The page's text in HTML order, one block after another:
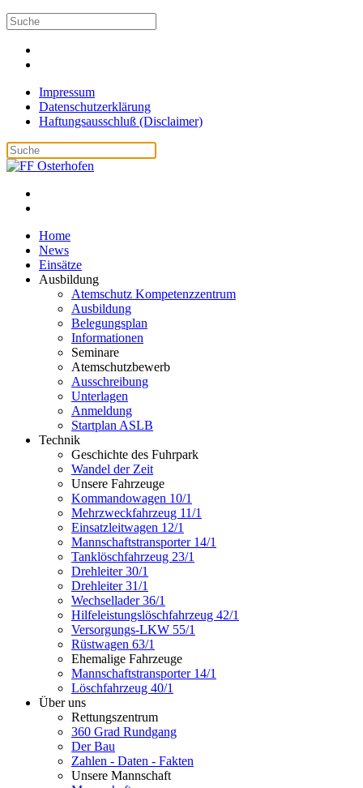
Impressum
Datenschutzerklärung
Haftungsausschluß (Disclaimer)
Home
News
Einsätze
Ausbildung
Atemschutz Kompetenzzentrum
Ausbildung
Belegungsplan
Informationen
Seminare
Atemschutzbewerb
Ausschreibung
Unterlagen
Anmeldung
Startplan ASLB
Technik
Geschichte des Fuhrpark
Wandel der Zeit
Unsere Fahrzeuge
Kommandowagen 10/1
Mehrzweckfahrzeug 11/1
Einsatzleitwagen 12/1
Mannschaftstransporter 14/1
Tanklöschfahrzeug 23/1
Drehleiter 30/1
Drehleiter 31/1
Wechsellader 36/1
Hilfeleistungslöschfahrzeug 42/1
Versorgungs-LKW 55/1
Rüstwagen 63/1
Ehemalige Fahrzeuge
Mannschaftstransporter 14/1
Löschfahrzeug 40/1
Über uns
Rettungszentrum
360 Grad Rundgang
Der Bau
Zahlen - Daten - Fakten
Unsere Mannschaft